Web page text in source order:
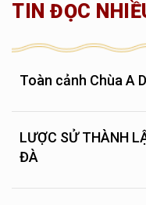
TIN ĐỌC
Toàn cảnh Chùa A
LƯỢC SỬ THÀNH
ĐÀ